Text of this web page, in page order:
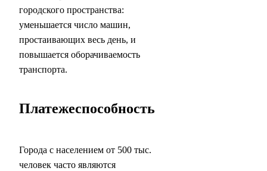
городского пространства:
уменьшается число машин,
простаивающих весь день, и
повышается оборачиваемость
транспорта.
Платежеспособность
Города с населением от 500 тыс.
человек часто являются